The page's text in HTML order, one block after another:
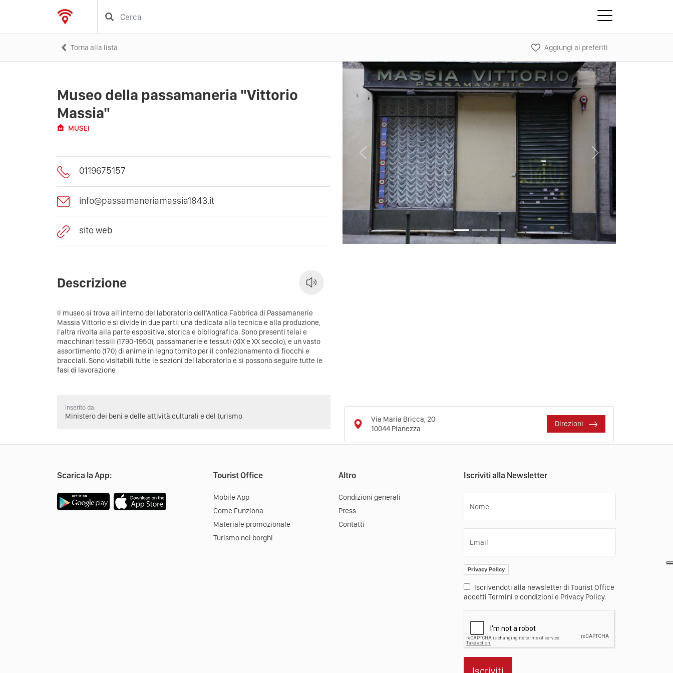
Torna alla lista Aggiungi ai preferiti
Museo della passamaneria "Vittorio
Massia"
MUSEI
0119675157
info@passamaneriamassia1843.it
sito web
Descrizione
Il museo si trova all'interno del laboratorio dell'Antica Fabbrica di Passamanerie
Massia Vittorio e si divide in due parti: una dedicata alla tecnica e alla produzione,
l'altra rivolta alla parte espositiva, storica e bibliografica. Sono presenti telai e
macchinari tessili (1790-1950), passamanerie e tessuti (XIX e XX secolo), e un vasto
assortimento (170) di anime in legno tornito per il confezionamento di fiocchi e
bracciali. Sono visitabili tutte le sezioni del laboratorio e si possono seguire tutte le
fasi di lavorazione
Inserito da:
Ministero dei beni e delle attività culturali e del turismo
Previous Next
Via Maria Bricca, 20
10044 Pianezza
Direzioni
Scarica la App: Tourist Office
Mobile App
Come Funziona
Materiale promozionale
Turismo nei borghi
Altro
Condizioni generali
Press
Contatti
Iscriviti alla Newsletter
Nome
Email
Privacy Policy
Iscrivendoti alla newsletter di Tourist Office
accetti Termini e condizioni e Privacy Policy.